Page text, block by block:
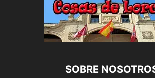
SOBRE